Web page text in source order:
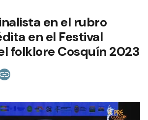
en el rubro
en el Festival
folklore Cosquín 2023